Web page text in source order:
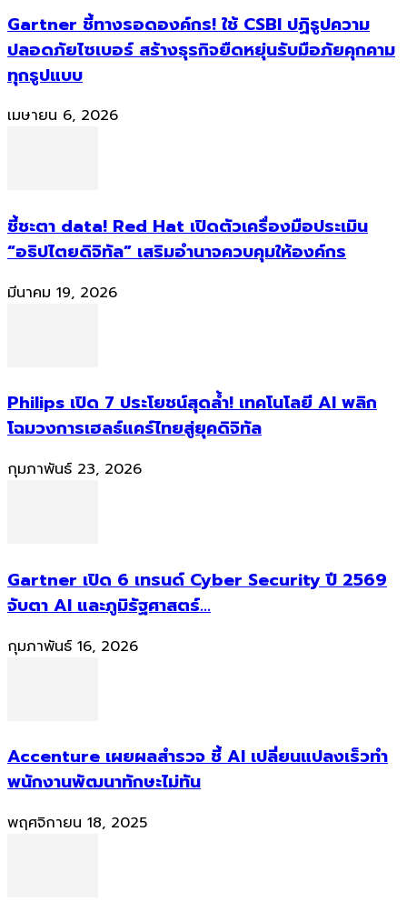
Gartner ชี้ทางรอดองค์กร! ใช้ CSBI ปฏิรูปความ
ปลอดภัยไซเบอร์ สร้างธุรกิจยืดหยุ่นรับมือภัยคุกคาม
ทุกรูปแบบ
เมษายน 6, 2026
ชี้ชะตา data! Red Hat เปิดตัวเครื่องมือประเมิน
“อธิปไตยดิจิทัล” เสริมอำนาจควบคุมให้องค์กร
มีนาคม 19, 2026
Philips เปิด 7 ประโยชน์สุดล้ำ! เทคโนโลยี AI พลิก
โฉมวงการเฮลธ์แคร์ไทยสู่ยุคดิจิทัล
กุมภาพันธ์ 23, 2026
Gartner เปิด 6 เทรนด์ Cyber Security ปี 2569
จับตา AI และภูมิรัฐศาสตร์...
กุมภาพันธ์ 16, 2026
Accenture เผยผลสำรวจ ชี้ AI เปลี่ยนแปลงเร็วทำ
พนักงานพัฒนาทักษะไม่ทัน
พฤศจิกายน 18, 2025